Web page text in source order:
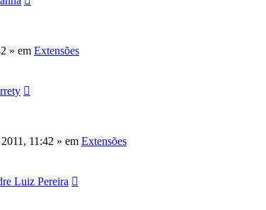
» em Extensões
11:42 » em Extensões
Luiz Pereira